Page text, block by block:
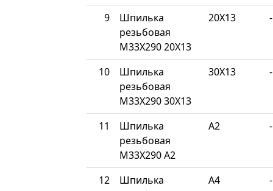
9
Шпилька
резьбовая
М33Х290 20Х13
20Х13 -
10
Шпилька
резьбовая
М33Х290 30Х13
30Х13 -
11
Шпилька
резьбовая
М33Х290 A2
A2 -
12
Шпилька
A4 -